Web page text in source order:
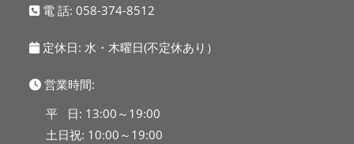
電 話:058-374-8512
定休日: 水・木曜日(不定休あり）
営業時間:
平 日: 13:00～19:00
土日祝: 10:00～19:00